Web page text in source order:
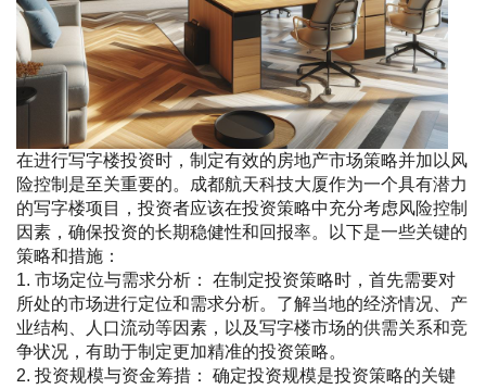
在进行写字楼投资时，制定有效的房地产市场策略并加以风
险控制是至关重要的。成都航天科技大厦作为一个具有潜力
的写字楼项目，投资者应该在投资策略中充分考虑风险控制
因素，确保投资的长期稳健性和回报率。以下是一些关键的
策略和措施：
1. 市场定位与需求分析： 在制定投资策略时，首先需要对
所处的市场进行定位和需求分析。了解当地的经济情况、产
业结构、人口流动等因素，以及写字楼市场的供需关系和竞
争状况，有助于制定更加精准的投资策略。
2. 投资规模与资金筹措： 确定投资规模是投资策略的关键